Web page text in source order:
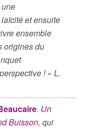
et ensuite
ensemble
origines du
! » L.
. Un
Buisson, qui